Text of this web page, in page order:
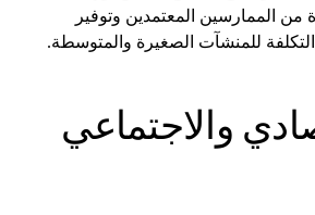
من الممارسين المعتمدين وتوفير
للمنشآت الصغيرة والمتوسطة.
والاجتماعي